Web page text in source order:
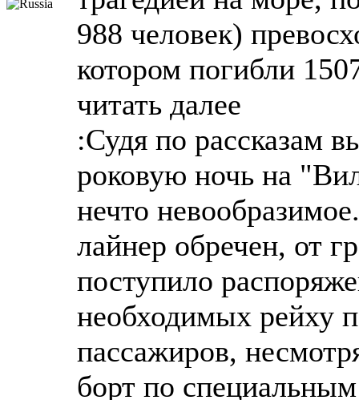
988 человек)
котором погибли
читать далее
:Судя по рассказам
роковую ночь на
нечто
лайнер обречен, от
поступило
необходимых рейху
пассажиров,
борт по